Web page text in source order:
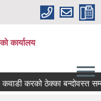
कार्यालय
करको ठेक्का बन्दोवस्त सम्बन्धी